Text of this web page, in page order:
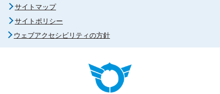
サイトマップ
サイトポリシー
ウェブアクセシビリティの方針